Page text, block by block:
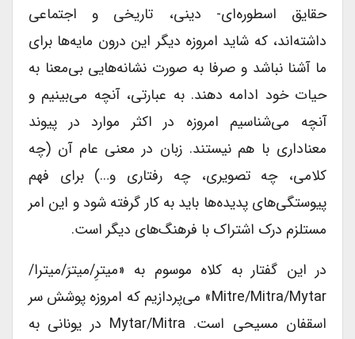
حقایق اسطوره‌ای- دینی، تاریخی و اجتماعی
داشته‌اند، که شاید امروزه دیگر این درون مایه‌ها برای
ما آشنا نباشد و صرفا به صورت نشانه‌هایی بی‌معنا به
حیات خود ادامه دهند. به عبارتی، آنچه می‌بینیم و
آنچه می‌شناسیم امروزه در اکثر موارد در پیوند
معناداری با هم نیستند. زبان در معنی عام آن (چه
کلامی، چه تصویری، چه رفتاری و…) برای فهم
پیوستگی‌های پدیده‌ها باید به کار گرفته شود و این امر
مستلزم درک اشتراک با فرهنگ‌های دیگر است.
در این گفتار به کلاه موسوم به «میترِ/میترَ/میترا/
Mitre/mitra/mytar» می‌پردازیم که امروزه پوشش سر
اسقفان مسیحی است. Mytar/mitra در یونانی به